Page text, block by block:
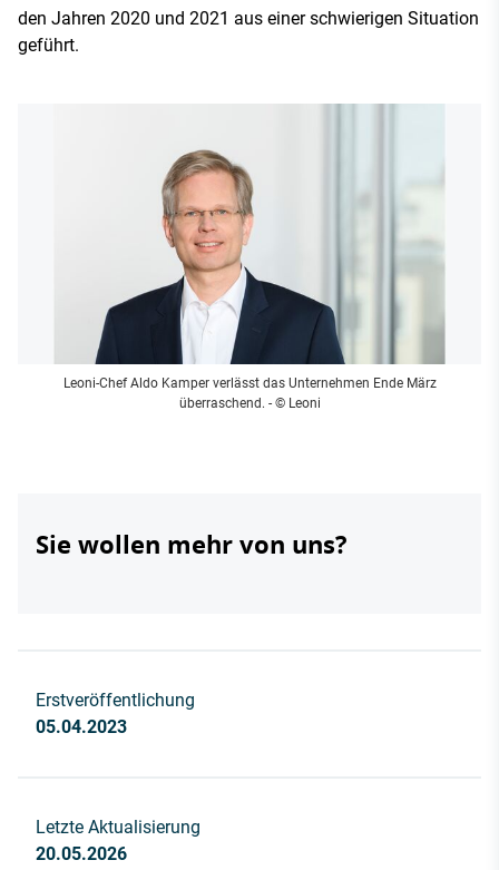
den Jahren 2020 und 2021 aus einer schwierigen Situation
geführt.
Leoni-Chef Aldo Kamper verlässt das Unternehmen Ende März
überraschend. - © Leoni
Sie wollen mehr von uns?
Erstveröffentlichung
05.04.2023
Letzte Aktualisierung
20.05.2026